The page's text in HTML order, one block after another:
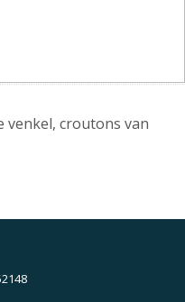
venkel, croutons van